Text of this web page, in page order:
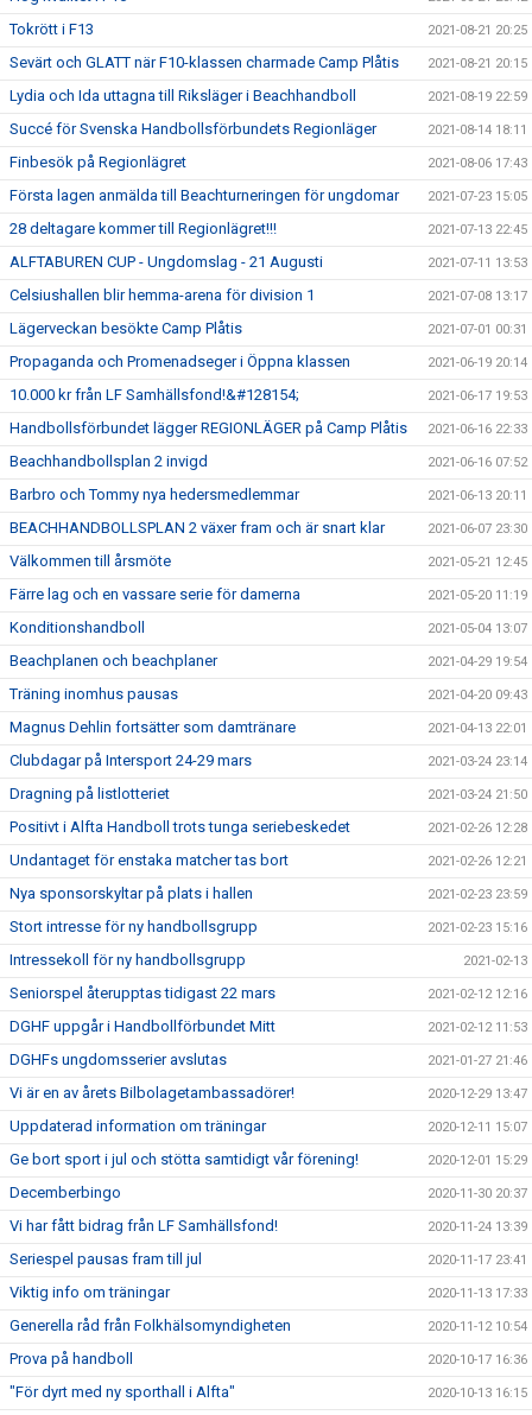
Tokrött i F13 2021-08-21 20:25
Sevärt och GLATT när F10-klassen charmade Camp Plåtis 2021-08-21 20:15
Lydia och Ida uttagna till Riksläger i Beachhandboll 2021-08-19 22:59
Succé för Svenska Handbollsförbundets Regionläger 2021-08-14 18:11
Finbesök på Regionlägret 2021-08-06 17:43
Första lagen anmälda till Beachturneringen för ungdomar 2021-07-23 15:05
28 deltagare kommer till Regionlägret!!! 2021-07-13 22:45
ALFTABUREN CUP - Ungdomslag - 21 Augusti 2021-07-11 13:53
Celsiushallen blir hemma-arena för division 1 2021-07-08 13:17
Lägerveckan besökte Camp Plåtis 2021-07-01 00:31
Propaganda och Promenadseger i Öppna klassen 2021-06-19 20:14
10.000 kr från LF Samhällsfond!&#128154; 2021-06-17 19:53
Handbollsförbundet lägger REGIONLÄGER på Camp Plåtis 2021-06-16 22:33
Beachhandbollsplan 2 invigd 2021-06-16 07:52
Barbro och Tommy nya hedersmedlemmar 2021-06-13 20:11
BEACHHANDBOLLSPLAN 2 växer fram och är snart klar 2021-06-07 23:30
Välkommen till årsmöte 2021-05-21 12:45
Färre lag och en vassare serie för damerna 2021-05-20 11:19
Konditionshandboll 2021-05-04 13:07
Beachplanen och beachplaner 2021-04-29 19:54
Träning inomhus pausas 2021-04-20 09:43
Magnus Dehlin fortsätter som damtränare 2021-04-13 22:01
Clubdagar på Intersport 24-29 mars 2021-03-24 23:14
Dragning på listlotteriet 2021-03-24 21:50
Positivt i Alfta Handboll trots tunga seriebeskedet 2021-02-26 12:28
Undantaget för enstaka matcher tas bort 2021-02-26 12:21
Nya sponsorskyltar på plats i hallen 2021-02-23 23:59
Stort intresse för ny handbollsgrupp 2021-02-23 15:16
Intressekoll för ny handbollsgrupp 2021-02-13
Seniorspel återupptas tidigast 22 mars 2021-02-12 12:16
DGHF uppgår i Handbollförbundet Mitt 2021-02-12 11:53
DGHFs ungdomsserier avslutas 2021-01-27 21:46
Vi är en av årets Bilbolagetambassadörer! 2020-12-29 13:47
Uppdaterad information om träningar 2020-12-11 15:07
Ge bort sport i jul och stötta samtidigt vår förening! 2020-12-01 15:29
Decemberbingo 2020-11-30 20:37
Vi har fått bidrag från LF Samhällsfond! 2020-11-24 13:39
Seriespel pausas fram till jul 2020-11-17 23:41
Viktig info om träningar 2020-11-13 17:33
Generella råd från Folkhälsomyndigheten 2020-11-12 10:54
Prova på handboll 2020-10-17 16:36
"För dyrt med ny sporthall i Alfta" 2020-10-13 16:15